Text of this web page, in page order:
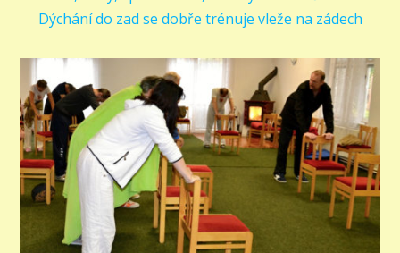
Dýchání do zad se dobře trénuje vleže na zádech